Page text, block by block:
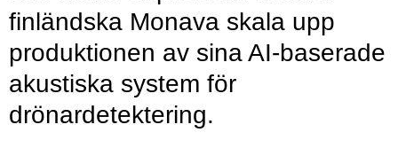
finländska Monava skala upp
produktionen av sina AI-baserade
akustiska system för
drönardetektering.